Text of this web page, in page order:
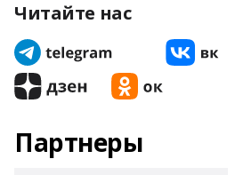
Читайте нас
Партнеры